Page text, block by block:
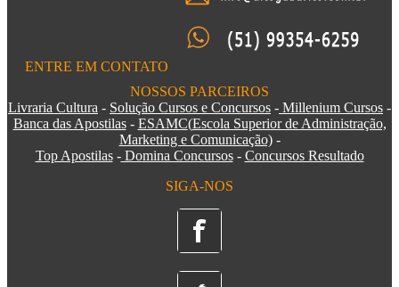
ENTRE EM CONTATO
NOSSOS PARCEIROS
Livraria Cultura - Solução Cursos e Concursos - Millenium Cursos -
Banca das Apostilas- ESAMC(Escola Superior de Administração,
Marketing e Comunicação)-
Top Apostilas-Domina Concursos- Concursos Resultado
SIGA-NOS